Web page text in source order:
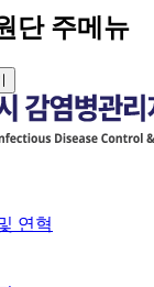
단 주메뉴
연혁